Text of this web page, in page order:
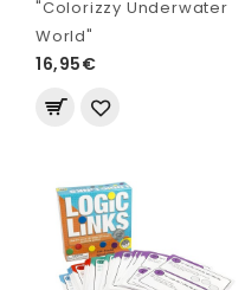
"Colorizzy Underwater
World"
16,95€